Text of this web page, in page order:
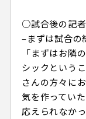
○試合後の記
–まずは試合の
「まずはお隣
シックという
さんの方々に
気を作ってい
応えられなか